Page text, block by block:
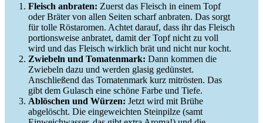
Fleisch anbraten: Zuerst das Fleisch in einem Topf
oder Bräter von allen Seiten scharf anbraten. Das sorgt
für tolle Röstaromen. Achtet darauf, dass ihr das Fleisch
portionsweise anbratet, damit der Topf nicht zu voll
wird und das Fleisch wirklich brät und nicht nur kocht.
Zwiebeln und Tomatenmark: Dann kommen die
Zwiebeln dazu und werden glasig gedünstet.
Anschließend das Tomatenmark kurz mitrösten. Das
gibt dem Gulasch eine schöne Farbe und Tiefe.
Ablöschen und Würzen: Jetzt wird mit Brühe
abgelöscht. Die eingeweichten Steinpilze (samt